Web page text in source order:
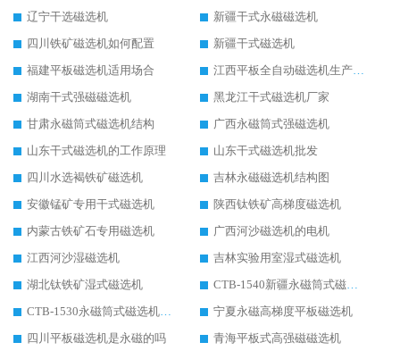
辽宁干选磁选机
新疆干式永磁磁选机
四川铁矿磁选机如何配置
新疆干式磁选机
福建平板磁选机适用场合
江西平板全自动磁选机生产厂家
湖南干式强磁磁选机
黑龙江干式磁选机厂家
甘肃永磁筒式磁选机结构
广西永磁筒式强磁选机
山东干式磁选机的工作原理
山东干式磁选机批发
四川水选褐铁矿磁选机
吉林永磁磁选机结构图
安徽锰矿专用干式磁选机
陕西钛铁矿高梯度磁选机
内蒙古铁矿石专用磁选机
广西河沙磁选机的电机
江西河沙湿磁选机
吉林实验用室湿式磁选机
湖北钛铁矿湿式磁选机
CTB-1540新疆永磁筒式磁选机
CTB-1530永磁筒式磁选机代理商
宁夏永磁高梯度平板磁选机
四川平板磁选机是永磁的吗
青海平板式高强磁磁选机